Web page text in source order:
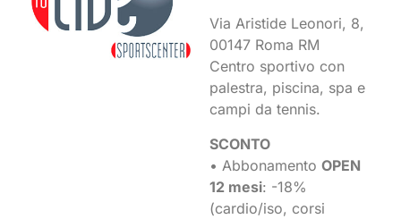
Via Aristide Leonori, 8,
00147 Roma RM
Centro sportivo con
palestra, piscina, spa e
campi da tennis.
SCONTO
• Abbonamento OPEN
12 mesi: -18%
(cardio/iso, corsi